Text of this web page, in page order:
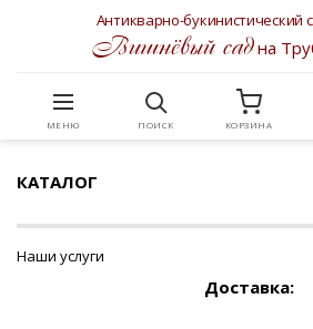
Антикварно-букинистический
Вишнёвый садна
МЕНЮ ПОИСК КОРЗИНА
КАТАЛОГ
Наши услуги
Доставка: